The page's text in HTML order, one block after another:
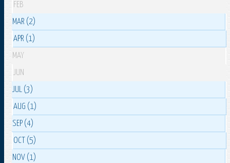
FEB
MAR (2)
APR (1)
MAY
JUN
JUL (3)
AUG (1)
SEP (4)
OCT (5)
NOV (1)